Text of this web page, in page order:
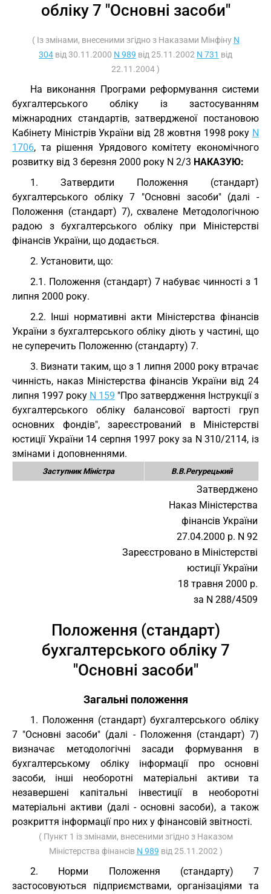
обліку 7 "Основні засоби"
( Із змінами, внесеними згідно з Наказами Мінфіну N
304 від 30.11.2000 N 989 від 25.11.2002 N 731 від
22.11.2004 )
На виконання Програми реформування системи
бухгалтерського обліку із застосуванням
міжнародних стандартів, затвердженої постановою
Кабінету Міністрів України від 28 жовтня 1998 року N
1706, та рішення Урядового комітету економічного
розвитку від 3 березня 2000 року N 2/3 НАКАЗУЮ:
1. Затвердити Положення (стандарт)
бухгалтерського обліку 7 "Основні засоби" (далі -
Положення (стандарт) 7), схвалене Методологічною
радою з бухгалтерського обліку при Міністерстві
фінансів України, що додається.
2. Установити, що:
2.1. Положення (стандарт) 7 набуває чинності з 1
липня 2000 року.
2.2. Інші нормативні акти Міністерства фінансів
України з бухгалтерського обліку діють у частині, що
не суперечить Положенню (стандарту) 7.
3. Визнати таким, що з 1 липня 2000 року втрачає
чинність, наказ Міністерства фінансів України від 24
липня 1997 року N 159 "Про затвердження Інструкції з
бухгалтерського обліку балансової вартості груп
основних фондів", зареєстрований в Міністерстві
юстиції України 14 серпня 1997 року за N 310/2114, із
змінами і доповненнями.
Заступник Міністра В.В.Регурецький
Затверджено
Наказ Міністерства
фінансів України
27.04.2000 р. N 92
Зареєстровано в Міністерстві
юстиції України
18 травня 2000 р.
за N 288/4509
Положення (стандарт)
бухгалтерського обліку 7
"Основні засоби"
Загальні положення
1. Положення (стандарт) бухгалтерського обліку
7 "Основні засоби" (далі - Положення (стандарт) 7)
визначає методологічні засади формування в
бухгалтерському обліку інформації про основні
засоби, інші необоротні матеріальні активи та
незавершені капітальні інвестиції в необоротні
матеріальні активи (далі - основні засоби), а також
розкриття інформації про них у фінансовій звітності.
( Пункт 1 із змінами, внесеними згідно з Наказом
Міністерства фінансів N 989 від 25.11.2002 )
2. Норми Положення (стандарту) 7
застосовуються підприємствами, організаціями та